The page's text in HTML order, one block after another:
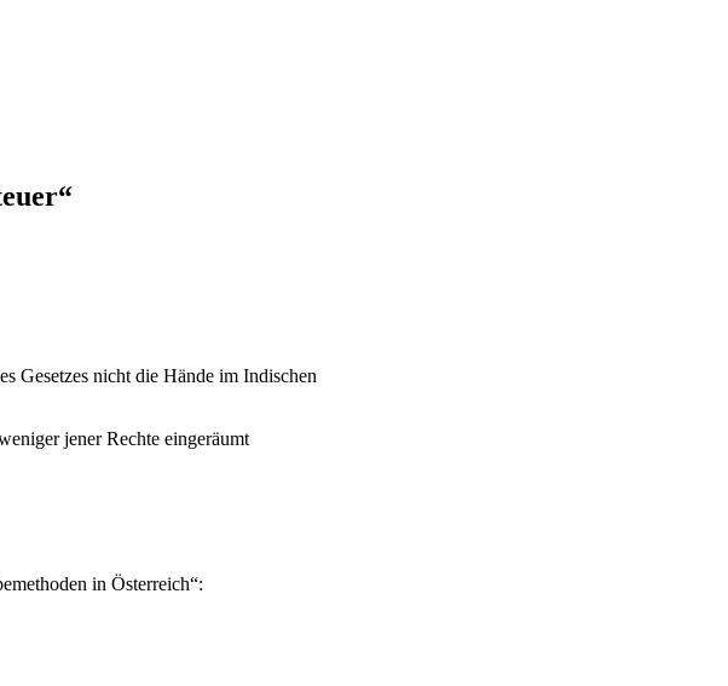
Gesetzes nicht die Hände im Indischen
jener Rechte eingeräumt
in Österreich“: